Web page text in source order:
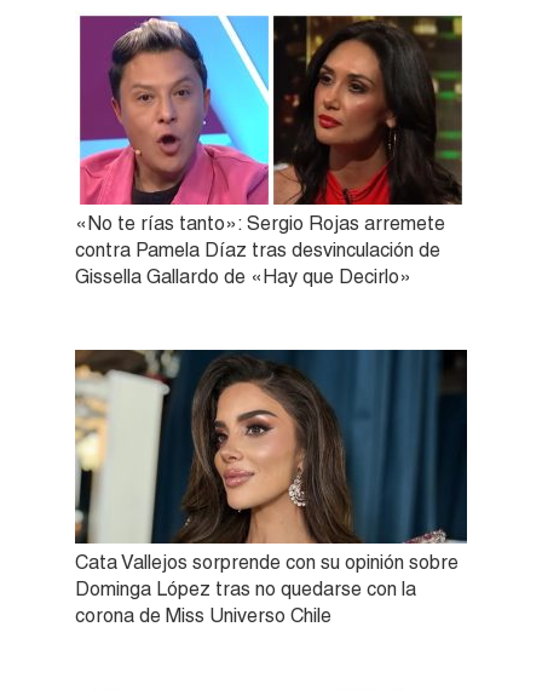
«No te rías tanto»: Sergio Rojas arremete
contra Pamela Díaz tras desvinculación de
Gissella Gallardo de «Hay que Decirlo»
Cata Vallejos sorprende con su opinión sobre
Dominga López tras no quedarse con la
corona de Miss Universo Chile